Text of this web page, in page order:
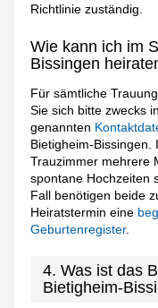
Richtlinie zuständig.
Wie kann ich im
Bissingen
Für sämtliche
Sie sich bitte zwecks
genannten
Bietigheim-Bissingen.
Trauzimmer mehrere
spontane Hochzeiten
Fall benötigen beide
Heiratstermin eine
Geburtenregister.
4. Was ist das
Bietigheim-